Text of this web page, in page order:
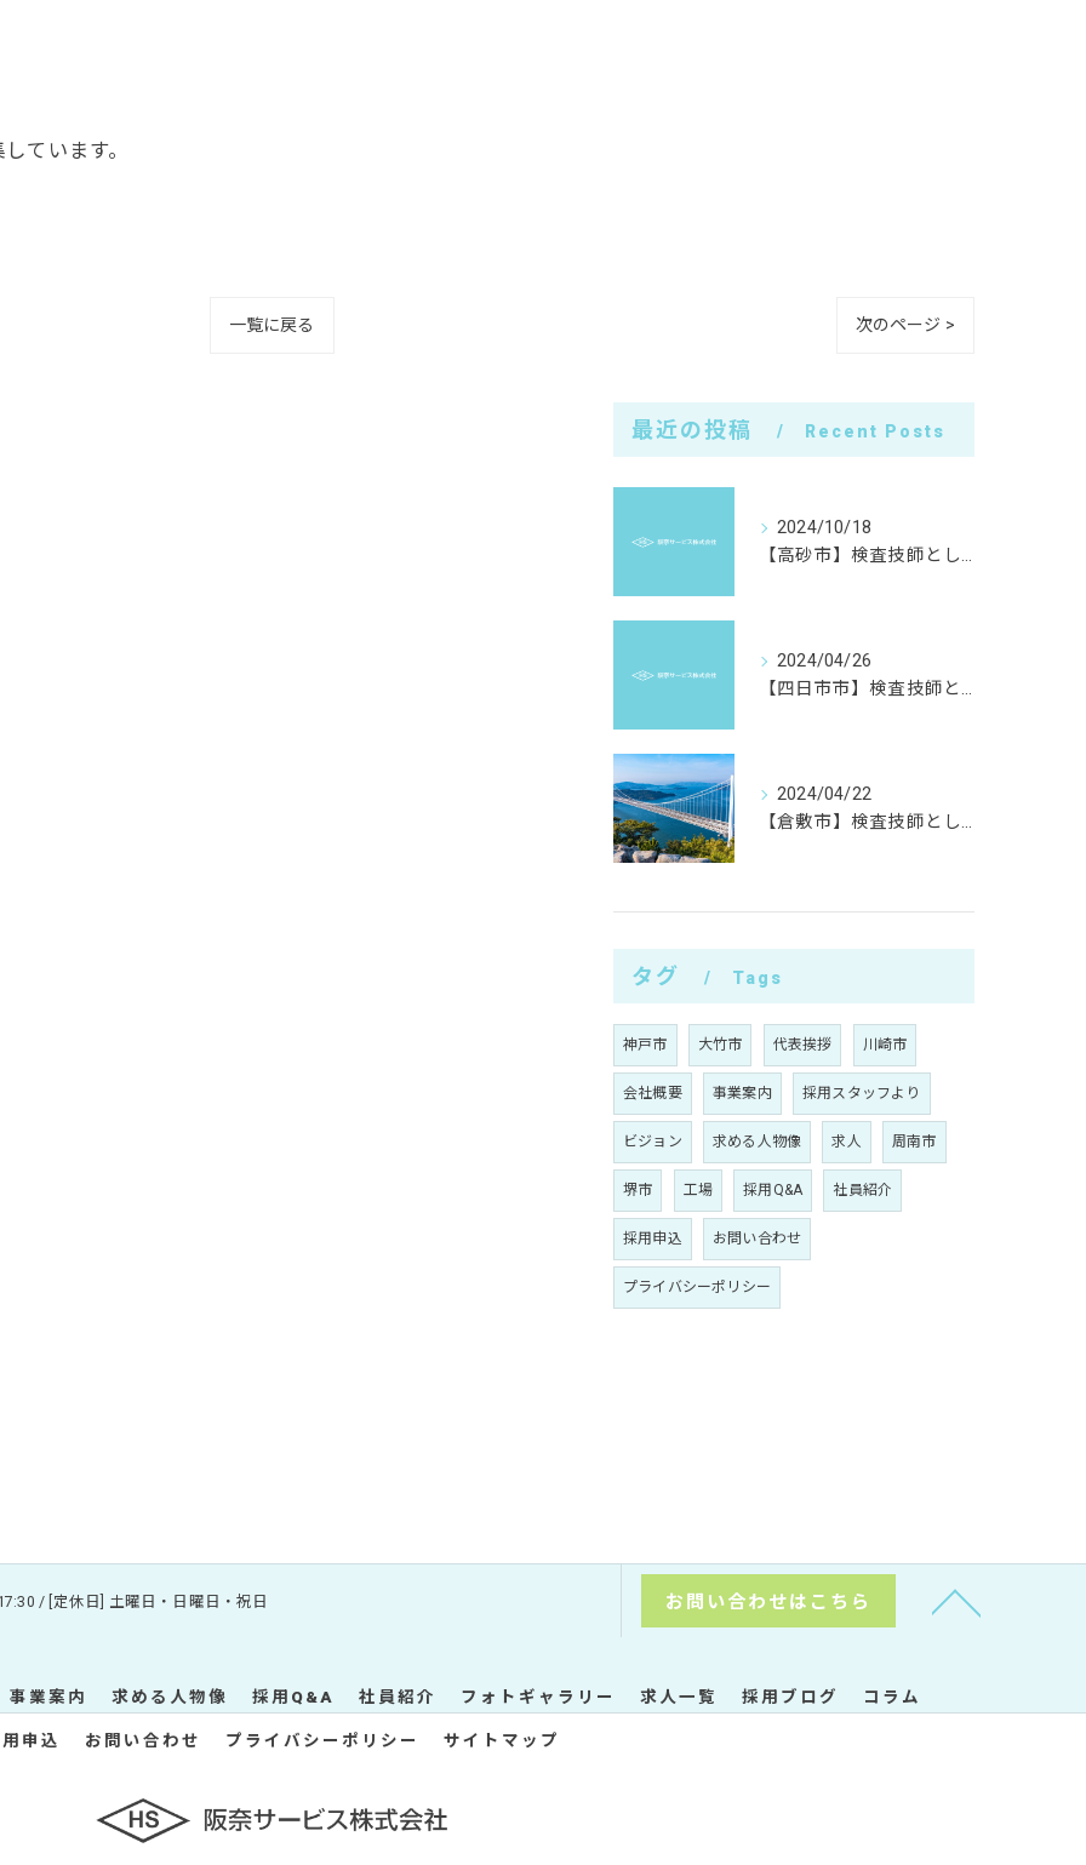
ています。
一覧に戻る 次のページ >
最近の投稿 Recent Posts
2024/10/18
【高砂市】検査技師として活躍したい方は「阪奈サービス株式会社」へ！
2024/04/26
【四日市市】検査技師として活躍したい方は「阪奈サービス株式会社」へ！
2024/04/22
【倉敷市】検査技師として活躍したい方は「阪奈サービス株式会社」へ！
タグ Tags
神戸市 大竹市 代表挨拶 川崎市
会社概要 事業案内 採用スタッフより
ビジョン 求める人物像 求人 周南市
堺市 工場 採用Q&A 社員紹介
採用申込 お問い合わせ
プライバシーポリシー
/ [定休日] 土曜日・日曜日・祝日 お問い合わせはこちら
事業案内 求める人物像 採用Q&A 社員紹介 フォトギャラリー 求人一覧 採用ブログ コラム
申込 お問い合わせ プライバシーポリシー サイトマップ